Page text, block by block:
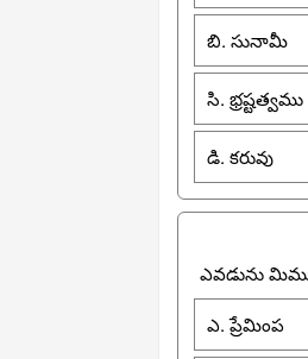
బి. సునామీ
సి. భ్రష్టత్వము
డి. కరువు
ఎవడును
ఎ. ప్రేమింప